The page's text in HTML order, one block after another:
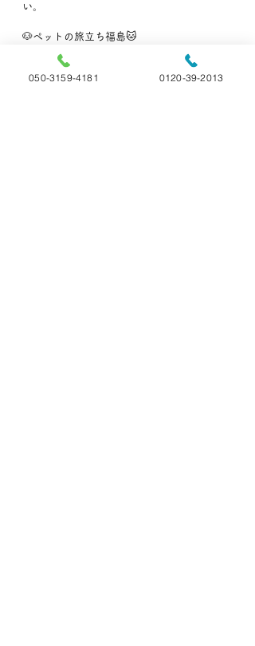
い。
🐶ペットの旅立ち福島🐱
📞:050-3159-4181(直通)
📞:0120-39-2013 (フリーダイヤル)
👨‍🏫ペットの雑学
050-3159-4181 0120-39-2013